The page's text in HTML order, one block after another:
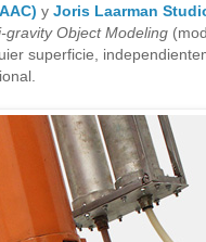
y Joris Laarman
gravity Object Modeling
superficie,